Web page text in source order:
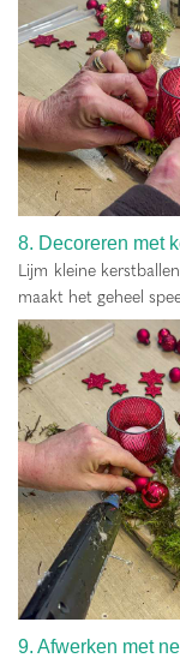
8. Decoreren met
Lijm kleine
maakt het geheel
9. Afwerken met